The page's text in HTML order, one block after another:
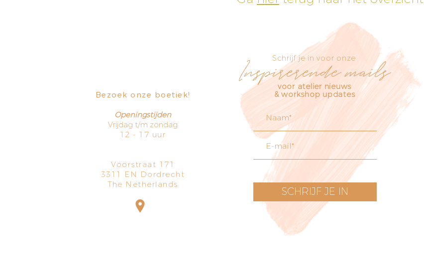
Bezoek onze boetiek​!
Openingstijden
Vrijdag t/m zondag
12 - 17 uur
Voorstraat 171
3311 EN Dordrecht
The Netherlands
Inspirerende mails
Schrijf je in voor onze
voor atelier nieuws
& workshop updates
SCHRIJF JE IN